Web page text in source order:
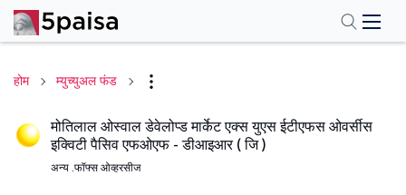
होम म्युच्युअल फंड
मोतिलाल ओस्वाल डेवेलोप्ड मार्केट एक्स युएस ईटीएफस ओवर्सीस
इक्विटी पैसिव एफओएफ - डीआइआर ( जि )
अन्य .फॉफ्स ओव्हरसीज